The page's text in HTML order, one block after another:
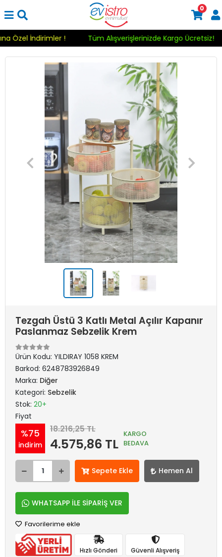
Özel İndirimler ! Tüm Alışverişlerinizde Kargo Ücretsiz!
0
Tezgah Üstü 3 Katlı Metal Açılır Kapanır
Paslanmaz Sebzelik Krem
Ürün Kodu: YILDIRAY 1058 KREM
Barkod: 6248783926849
Marka: Diğer
Kategori: Sebzelik
Stok: 20+
Fiyat
%75
indirim
18.216,25 TL
4.575,86 TL
KARGO
BEDAVA
Sepete Ekle Hemen Al
WHATSAPP İLE SİPARİŞ VER
Favorilerime ekle
Hızlı Gönderi Güvenli Alışveriş